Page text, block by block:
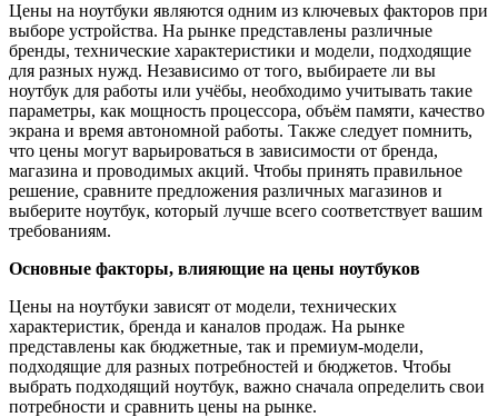
Цены на ноутбуки являются одним из ключевых факторов при
выборе устройства. На рынке представлены различные
бренды, технические характеристики и модели, подходящие
для разных нужд. Независимо от того, выбираете ли вы
ноутбук для работы или учёбы, необходимо учитывать такие
параметры, как мощность процессора, объём памяти, качество
экрана и время автономной работы. Также следует помнить,
что цены могут варьироваться в зависимости от бренда,
магазина и проводимых акций. Чтобы принять правильное
решение, сравните предложения различных магазинов и
выберите ноутбук, который лучше всего соответствует вашим
требованиям.
Основные факторы, влияющие на цены ноутбуков
Цены на ноутбуки зависят от модели, технических
характеристик, бренда и каналов продаж. На рынке
представлены как бюджетные, так и премиум-модели,
подходящие для разных потребностей и бюджетов. Чтобы
выбрать подходящий ноутбук, важно сначала определить свои
потребности и сравнить цены на рынке.